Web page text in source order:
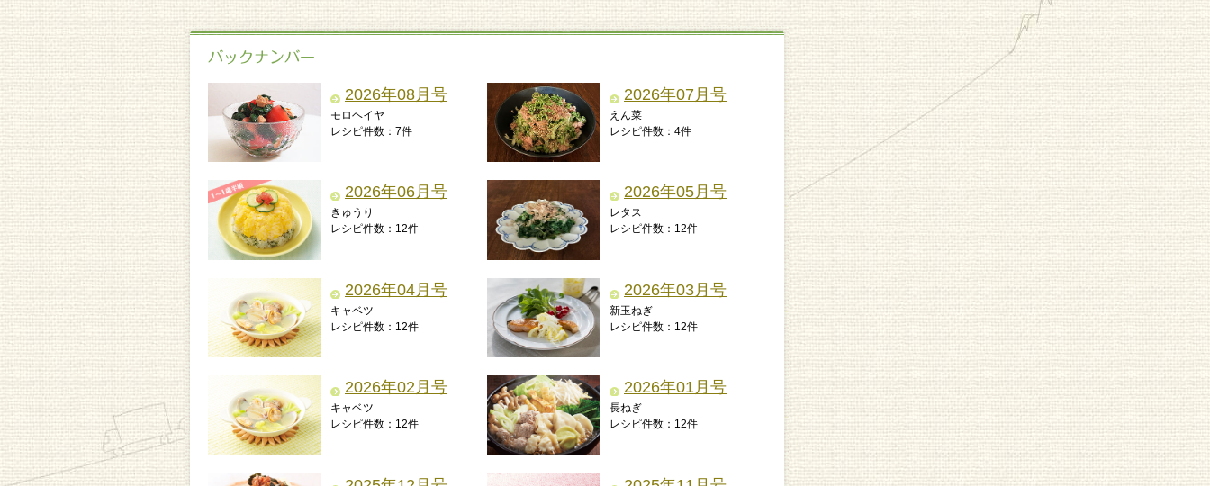
2026年08月号
モロヘイヤ
レシピ件数：7件
2026年07月号
えん菜
レシピ件数：4件
2026年06月号
きゅうり
レシピ件数：12件
2026年05月号
レタス
レシピ件数：12件
2026年04月号
キャベツ
レシピ件数：12件
2026年03月号
新玉ねぎ
レシピ件数：12件
2026年02月号
キャベツ
レシピ件数：12件
2026年01月号
長ねぎ
レシピ件数：12件